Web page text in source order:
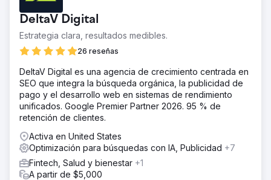
DeltaV Digital
Estrategia clara, resultados medibles.
26 reseñas
DeltaV Digital es una agencia de crecimiento centrada en
SEO que integra la búsqueda orgánica, la publicidad de
pago y el desarrollo web en sistemas de rendimiento
unificados. Google Premier Partner 2026. 95 % de
retención de clientes.
Activa en United States
Optimización para búsquedas con IA, Publicidad +7
Fintech, Salud y bienestar +1
A partir de $5,000